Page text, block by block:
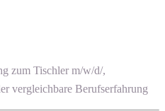
zum Tischler m/w/d/,
vergleichbare Berufserfahrung